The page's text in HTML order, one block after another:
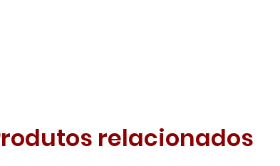
relacionados